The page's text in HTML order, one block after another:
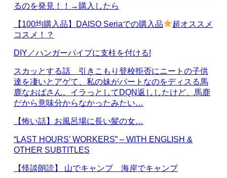
るのを発見！！→購入したら
【100均購入品】DAISO Seriaでの購入品
超オススメ
コスメ！？
DIY／ハンガーパイプに支柱を付ける!
スカッとする話 引きこもり登校拒否にニートの子供
達を凄いとアゲて、私の妹がパートなのをディスる馬
鹿なおばさん。イラっとしてDQN返ししたけど、馬鹿
だから意味分からなかったみたい…
【怖い話】お風呂場に長い髪の女…
“LAST HOURS’ WORKERS” – WITH ENGLISH &
OTHER SUBTITLES
【怪談朗読】 山でキャンプ 海岸でキャンプ